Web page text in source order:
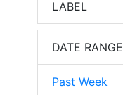
LABEL
DATE RANGE
Past Week